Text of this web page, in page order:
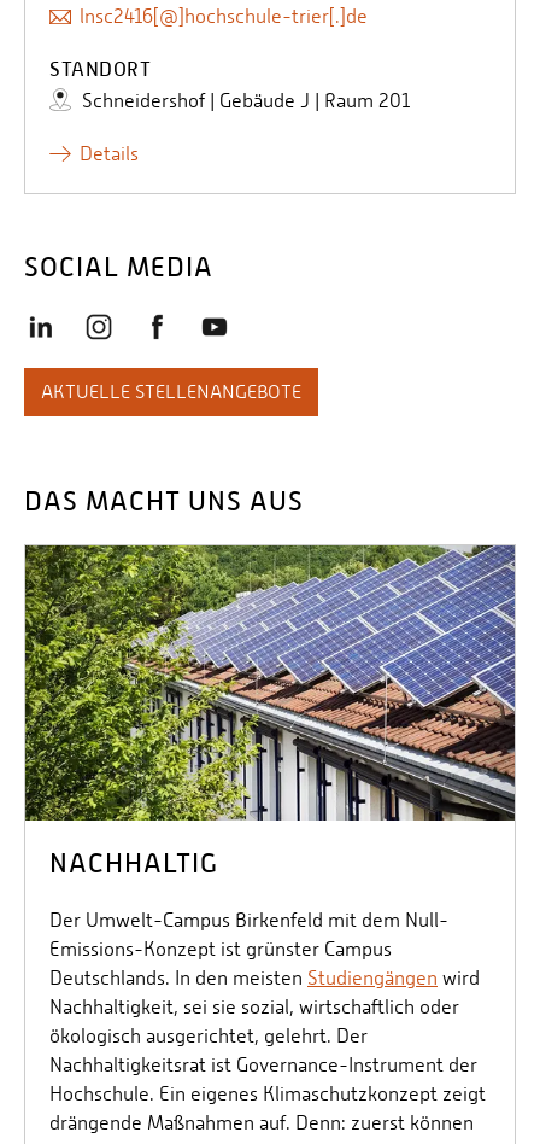
lnsc2416[@]hochschule-trier[.]de
STANDORT
Schneidershof | Gebäude J | Raum 201
Details
SOCIAL MEDIA
AKTUELLE STELLENANGEBOTE
DAS MACHT UNS AUS
NACHHALTIG
Der Umwelt-Campus Birkenfeld mit dem Null-
Emissions-Konzept ist grünster Campus
Deutschlands. In den meisten Studiengängen wird
Nachhaltigkeit, sei sie sozial, wirtschaftlich oder
ökologisch ausgerichtet, gelehrt. Der
Nachhaltigkeitsrat ist Governance-Instrument der
Hochschule. Ein eigenes Klimaschutzkonzept zeigt
drängende Maßnahmen auf. Denn: zuerst können